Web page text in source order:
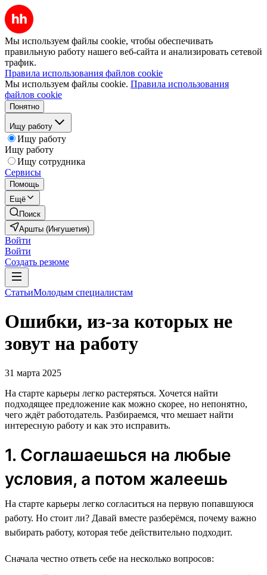
Мы используем файлы cookie, чтобы обеспечивать
правильную работу нашего веб-сайта и анализировать сетевой
трафик.
Правила использования файлов cookie
Мы используем файлы cookie. Правила использования
файлов cookie
Понятно
Ищу работу
Ищу работу
Ищу работу
Ищу сотрудника
Сервисы
Помощь
Ещё
Поиск
Аршты (Ингушетия)
Войти
Войти
Создать резюме
СтатьиМолодым специалистам
Ошибки, из-за которых не
зовут на работу
31 марта 2025
На старте карьеры легко растеряться. Хочется найти
подходящее предложение как можно скорее, но непонятно,
чего ждёт работодатель. Разбираемся, что мешает найти
интересную работу и как это исправить.
1. Соглашаешься на любые
условия, а потом жалеешь
На старте карьеры легко согласиться на первую попавшуюся
работу. Но стоит ли? Давай вместе разберёмся, почему важно
выбирать работу, которая тебе действительно подходит.
Сначала честно ответь себе на несколько вопросов: